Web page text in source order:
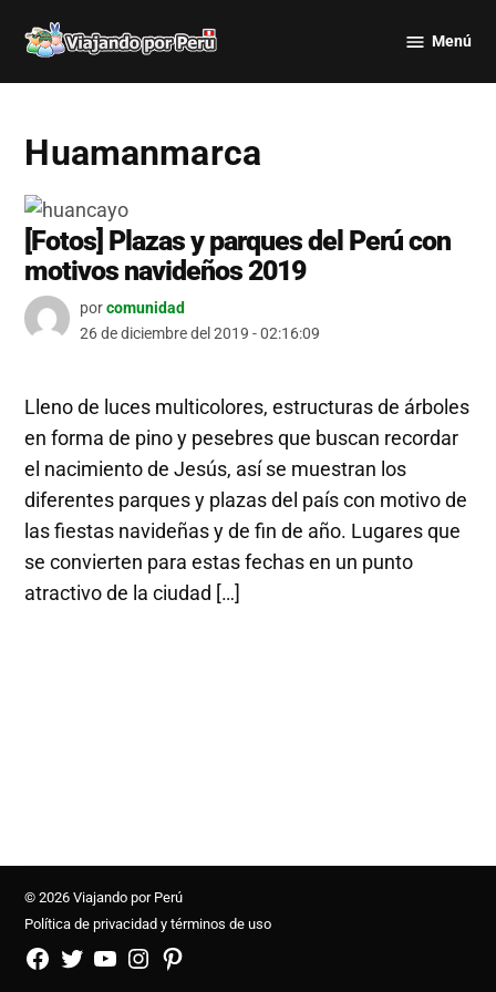
por Perú
Menú
Huamanmarca
[Fotos] Plazas y parques del Perú con
motivos navideños 2019
porcomunidad
26 de diciembre del 2019 - 02:16:09
Lleno de luces multicolores, estructuras de árboles
en forma de pino y pesebres que buscan recordar
el nacimiento de Jesús, así se muestran los
diferentes parques y plazas del país con motivo de
las fiestas navideñas y de fin de año. Lugares que
se convierten para estas fechas en un punto
atractivo de la ciudad […]
© 2026 Viajando por Perú
Política de privacidad y términos de uso
FB
TW YouTubeInstagramPinterest